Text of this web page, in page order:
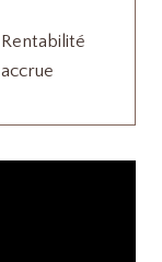
Rentabilité
accrue